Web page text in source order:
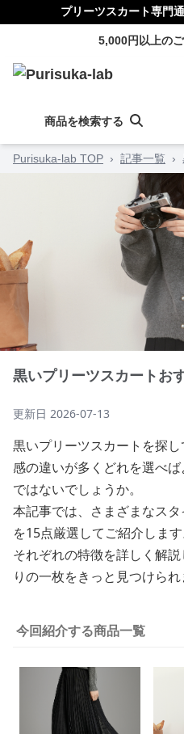
プリーツスカート専門
5,000円以上の
商品を検索する
Purisuka-lab TOP › 記事一覧 ›
黒いプリーツスカートお
更新日 2026-07-13
黒いプリーツスカートを探
感の違いが多くどれを選べ
ではないでしょうか。
本記事では、さまざまなス
を15点厳選してご紹介します
それぞれの特徴を詳しく解
りの一枚をきっと見つけられ
今回紹介する商品一覧